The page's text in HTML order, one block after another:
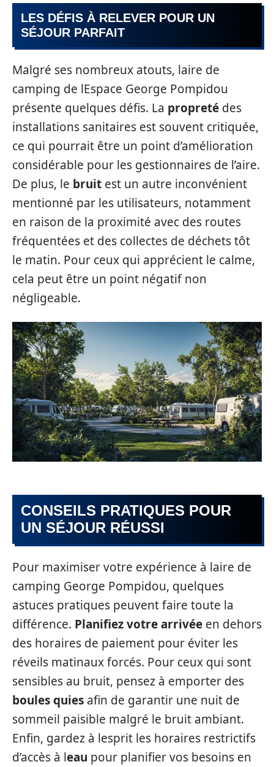
LES DÉFIS À RELEVER POUR UN
SÉJOUR PARFAIT
Malgré ses nombreux atouts, laire de
camping de lEspace George Pompidou
présente quelques défis. La propreté des
installations sanitaires est souvent critiquée,
ce qui pourrait être un point d’amélioration
considérable pour les gestionnaires de l’aire.
De plus, le bruit est un autre inconvénient
mentionné par les utilisateurs, notamment
en raison de la proximité avec des routes
fréquentées et des collectes de déchets tôt
le matin. Pour ceux qui apprécient le calme,
cela peut être un point négatif non
négligeable.
CONSEILS PRATIQUES POUR
UN SÉJOUR RÉUSSI
Pour maximiser votre expérience à laire de
camping George Pompidou, quelques
astuces pratiques peuvent faire toute la
différence. Planifiez votre arrivée en dehors
des horaires de paiement pour éviter les
réveils matinaux forcés. Pour ceux qui sont
sensibles au bruit, pensez à emporter des
boules quies afin de garantir une nuit de
sommeil paisible malgré le bruit ambiant.
Enfin, gardez à lesprit les horaires restrictifs
d’accès à leau pour planifier vos besoins en